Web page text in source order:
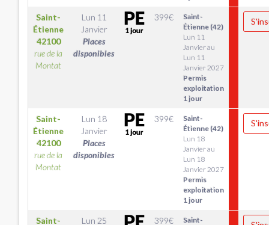
Saint-
Étienne
42100
rue de la
Montat
Lun 11
Janvier
Places
disponibles
399€
Saint-
Étienne (42)
Lun 11
Janvier au
Lun 11
Janvier 2027
Permis
exploitation
1 jour
Saint-
Étienne
42100
rue de la
Montat
Lun 18
Janvier
Places
disponibles
399€
Saint-
Étienne (42)
Lun 18
Janvier au
Lun 18
Janvier 2027
Permis
exploitation
1 jour
Saint-
Lun 25
399€
Saint-